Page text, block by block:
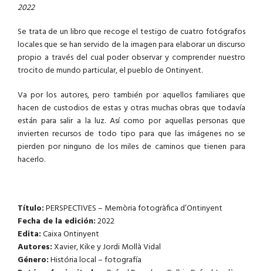
2022
Se trata de un libro que recoge el testigo de cuatro fotógrafos
locales que se han servido de la imagen para elaborar un discurso
propio a través del cual poder observar y comprender nuestro
trocito de mundo particular, el pueblo de Ontinyent.
Va por los autores, pero también por aquellos familiares que
hacen de custodios de estas y otras muchas obras que todavía
están para salir a la luz. Así como por aquellas personas que
invierten recursos de todo tipo para que las imágenes no se
pierden por ninguno de los miles de caminos que tienen para
hacerlo.
Título:PERSPECTIVES – Memòria fotogràfica d’Ontinyent
Fecha de la edición:2022
Edita:Caixa Ontinyent
Autores:Xavier, Kike y Jordi Mollà Vidal
Género:História local – fotografía